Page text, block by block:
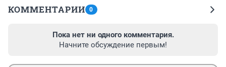
КОММЕНТАРИИ 0
Пока нет ни одного комментария.
Начните обсуждение первым!